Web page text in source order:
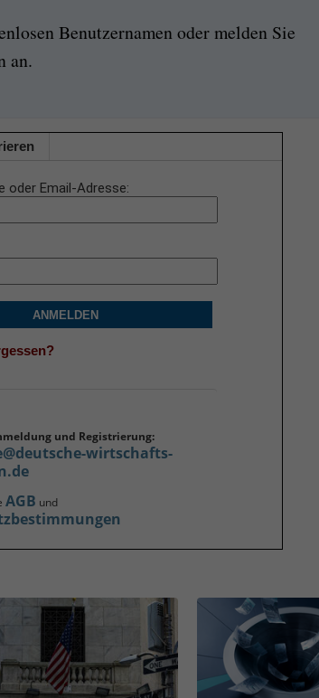
Benutzernamen oder melden Sie
an.
oder Email-Adresse
ANMELDEN
und Registrierung:
wirtschafts-
AGB und